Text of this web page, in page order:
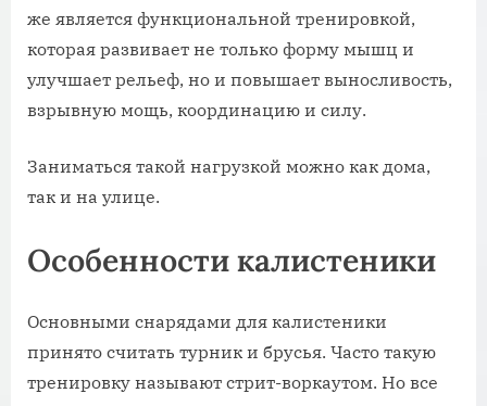
же является функциональной тренировкой,
которая развивает не только форму мышц и
улучшает рельеф, но и повышает выносливость,
взрывную мощь, координацию и силу.
Заниматься такой нагрузкой можно как дома,
так и на улице.
Особенности калистеники
Основными снарядами для калистеники
принято считать турник и брусья. Часто такую
тренировку называют стрит-воркаутом. Но все